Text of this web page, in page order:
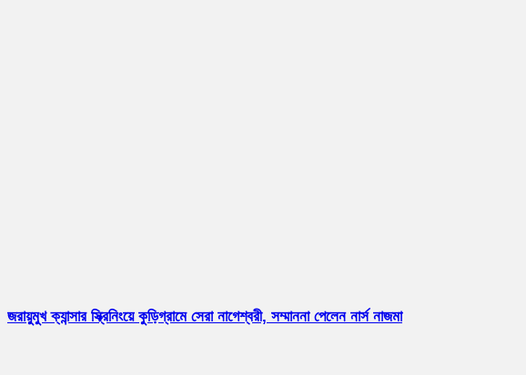
জরায়ুমুখ ক্যান্সার স্ক্রিনিংয়ে কুড়িগ্রামে সেরা নাগেশ্বরী, সম্মাননা পেলেন নার্স নাজমা